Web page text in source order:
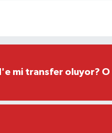
mi transfer oluyor? O